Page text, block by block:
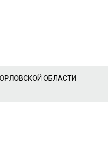
ОБЛАСТИ